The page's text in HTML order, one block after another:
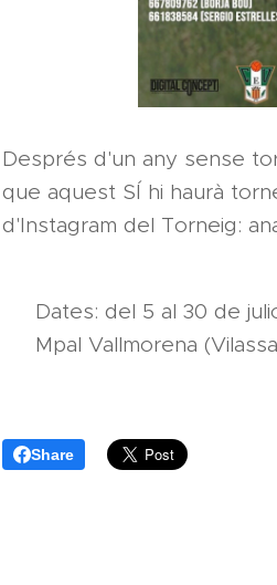
Després d'un any sense
que aquest SÍ hi haurà
d'Instagram del Torneig:
📅 Dates: del 5 al 30 de
📍 Mpal Vallmorena
Share